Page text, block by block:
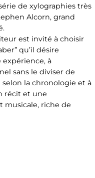
de xylographies très
Alcorn, grand
est invité à choisir
qu’il désire
à
sans le diviser de
la chronologie et à
récit et une
musicale, riche de